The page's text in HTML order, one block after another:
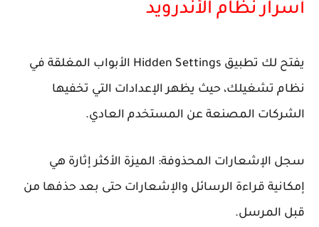
أسرار نظام الأندرويد
يفتح لك تطبيق Hidden Settings الأبواب المغلقة في
نظام تشغيلك، حيث يظهر الإعدادات التي تخفيها
الشركات المصنعة عن المستخدم العادي.
سجل الإشعارات المحذوفة: الميزة الأكثر إثارة هي
إمكانية قراءة الرسائل والإشعارات حتى بعد حذفها من
قبل المرسل.